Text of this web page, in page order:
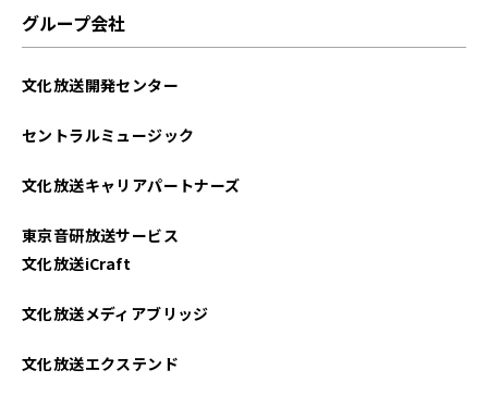
グループ会社
文化放送開発センター
セントラルミュージック
文化放送キャリアパートナーズ
東京音研放送サービス
文化放送iCraft
文化放送メディアブリッジ
文化放送エクステンド